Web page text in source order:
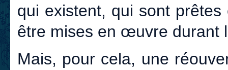
qui existent, qui sont
être mises en œuvre
Mais, pour cela, une